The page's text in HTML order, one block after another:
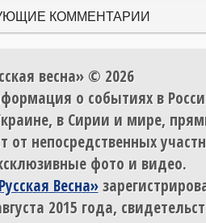
КОММЕНТАРИИ
весна» © 2026
о событиях в
в Сирии и мире,
от непосредственных
фото и видео.
Весна»
2015 года,